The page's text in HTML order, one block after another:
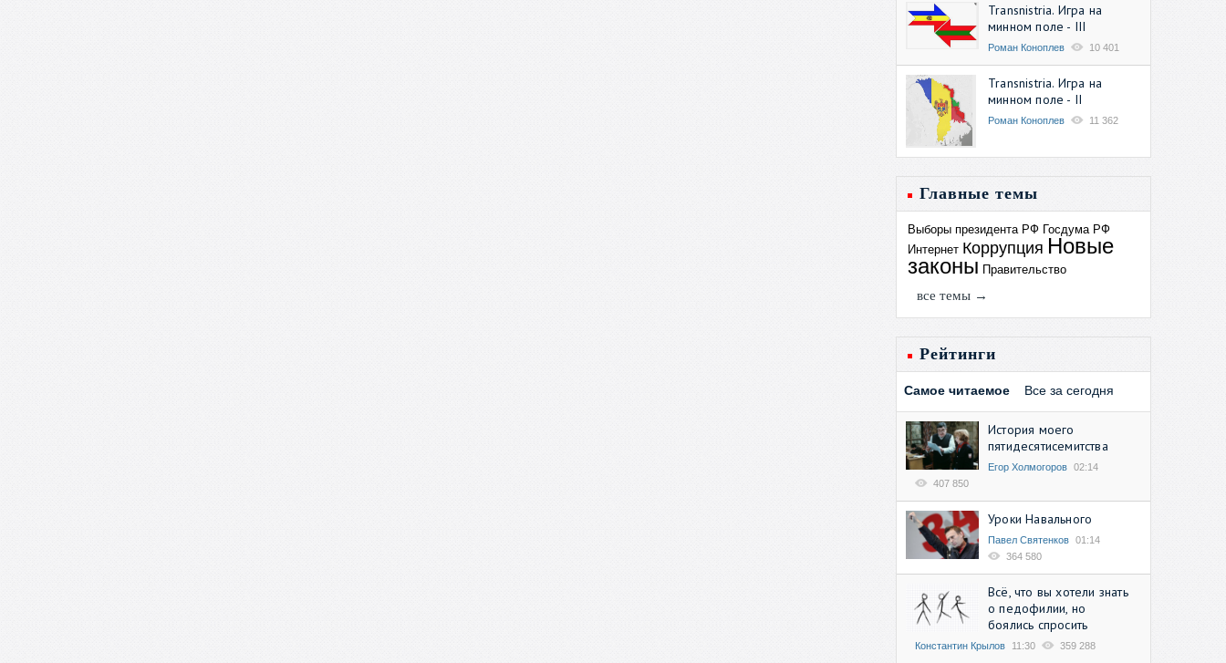
Transnistria. Игра на
минном поле - III
Роман Коноплев 10 401
Transnistria. Игра на
минном поле - II
Роман Коноплев 11 362
Главные темы
Выборы президента РФ Госдума РФ
Интернет Коррупция Новые
законы Правительство
все темы →
Рейтинги
Самое читаемое Все за сегодня
История моего
пятидесятисемитства
Егор Холмогоров 02:14
407 850
Уроки Навального
Павел Святенков 01:14
364 580
Всё, что вы хотели знать
о педофилии, но
боялись спросить
Константин Крылов 11:30 359 288